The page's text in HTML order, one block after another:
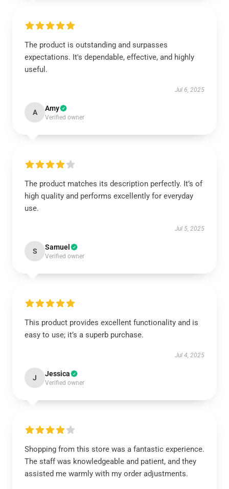
The product is outstanding and surpasses
expectations. It's dependable, effective, and highly
useful.
Jul 6, 2025
A Amy
Verified owner
The product matches its description perfectly. It’s of
high quality and performs excellently for everyday
use.
Jul 5, 2025
S Samuel
Verified owner
This product provides excellent functionality and is
easy to use; it’s a superb purchase.
Jul 4, 2025
J Jessica
Verified owner
Shopping from this store was a fantastic experience.
The staff was knowledgeable and patient, and they
assisted me warmly with my order adjustments.